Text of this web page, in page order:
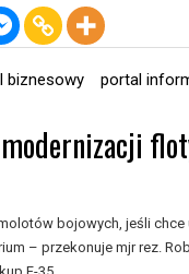
biznesowy portal
bojowych, jeśli chce
– przekonuje mjr rez.